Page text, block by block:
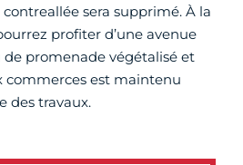
sera supprimé. À la
profiter d’une avenue
de promenade végétalisé et
commerces est maintenu
des travaux.